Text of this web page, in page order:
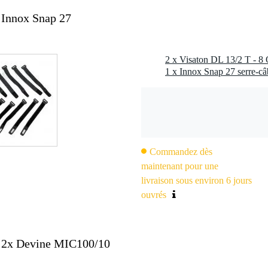
Hz
dB (1 W/1 m) @ 5000 Hz
Snap 27
1 x Innox Snap 27 serre-
Commandez dès
maintenant pour une
livraison sous environ 6 jours
ouvrés
Devine MIC100/10